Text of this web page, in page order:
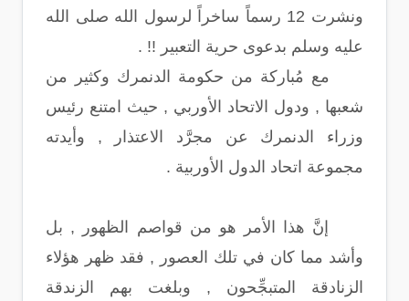
ونشرت 12 رسماً ساخراً لرسول الله صلى الله
عليه وسلم بدعوى حرية التعبير !! .
مع مُباركة من حكومة الدنمرك وكثير من
شعبها , ودول الاتحاد الأوربي , حيث امتنع رئيس
وزراء الدنمرك عن مجرَّد الاعتذار , وأيدته
مجموعة اتحاد الدول الأوربية .
إنَّ هذا الأمر هو من قواصم الظهور , بل
وأشد مما كان في تلك العصور , فقد ظهر هؤلاء
الزنادقة المتبجِّحون , وبلغت بهم الزندقة